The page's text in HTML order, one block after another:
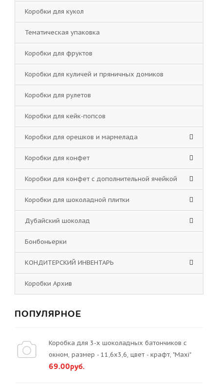
Коробки для кукол
Тематическая упаковка
Коробки для фруктов
Коробки для куличей и пряничных домиков
Коробки для рулетов
Коробки для кейк-попсов
Коробки для орешков и мармелада
Коробки для конфет
Коробки для конфет с дополнительной ячейкой
Коробки для шоколадной плитки
Дубайский шоколад
Бонбоньерки
КОНДИТЕРСКИЙ ИНВЕНТАРЬ
Коробки Архив
ПОПУЛЯРНОЕ
Коробка для 3-х шоколадных батончиков с
окном, размер - 11,6х3,6, цвет - крафт, "Maxi"
69.00руб.